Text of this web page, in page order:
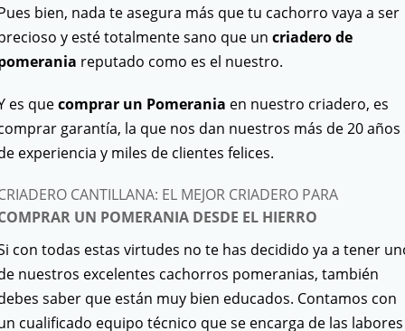
bien, nada te asegura más que tu cachorro vaya a ser
y esté totalmente sano que un criadero de
reputado como es el nuestro.
es quecomprar un Pomerania en nuestro criadero, es
garantía, la que nos dan nuestros más de 20 años
experiencia y miles de clientes felices.
CANTILLANA: EL MEJOR CRIADERO PARA
UN POMERANIA DESDE EL HIERRO
con todas estas virtudes no te has decidido ya a tener
nuestros excelentes cachorros pomeranias, también
saber que están muy bien educados. Contamos con
cualificado equipo técnico que se encarga de las labores